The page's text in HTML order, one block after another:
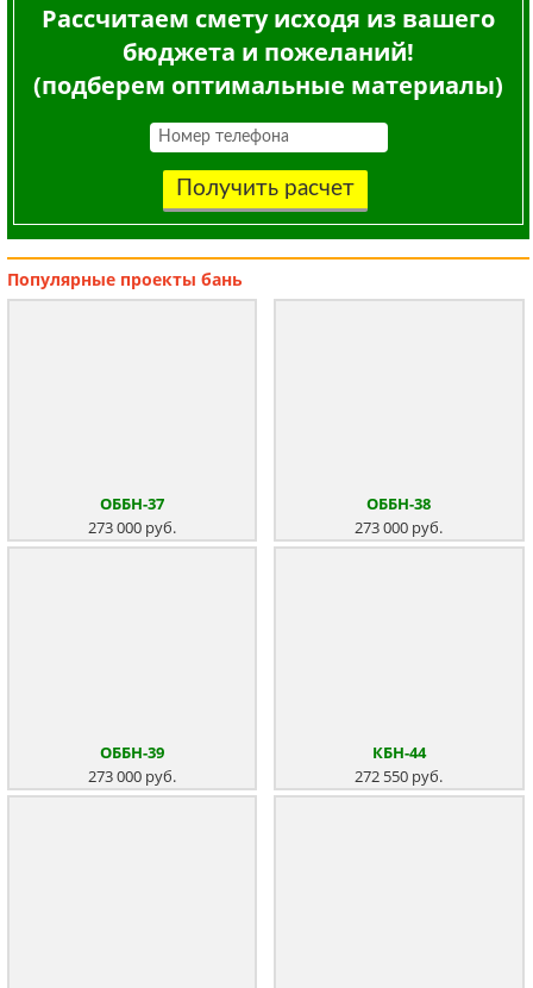
Рассчитаем смету исходя из вашего
бюджета и пожеланий!
(подберем оптимальные материалы)
Получить расчет
Популярные проекты бань
ОББН-37
273 000 руб.
ОББН-38
273 000 руб.
ОББН-39
273 000 руб.
КБН-44
272 550 руб.